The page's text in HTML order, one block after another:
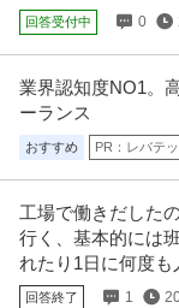
回答受付中 0
業界認知度NO1。
ーランス
おすすめ PR：レバテ
工場で働きだした
行く、基本的には
れたり1日に何度
です。
回答終了 1